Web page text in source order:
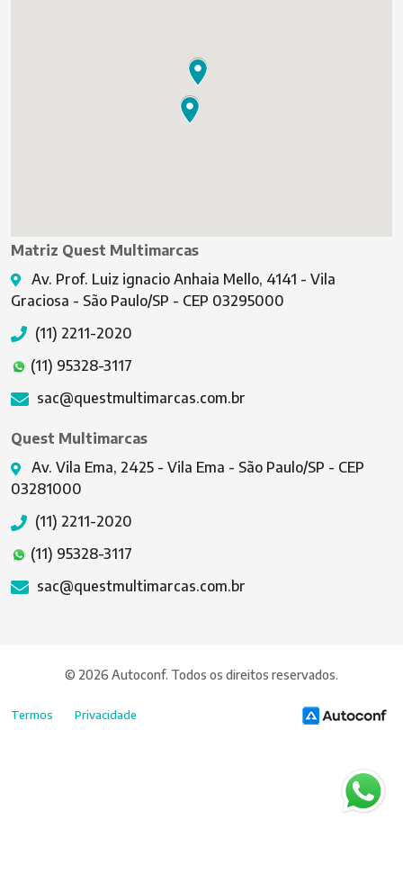
Matriz Quest Multimarcas
Av. Prof. Luiz ignacio Anhaia Mello, 4141 - Vila
Graciosa - São Paulo/SP - CEP 03295000
(11) 2211-2020
(11) 95328-3117
sac@questmultimarcas.com.br
Quest Multimarcas
Av. Vila Ema, 2425 - Vila Ema - São Paulo/SP - CEP
03281000
(11) 2211-2020
(11) 95328-3117
sac@questmultimarcas.com.br
© 2026 Autoconf. Todos os direitos reservados.
Termos Privacidade